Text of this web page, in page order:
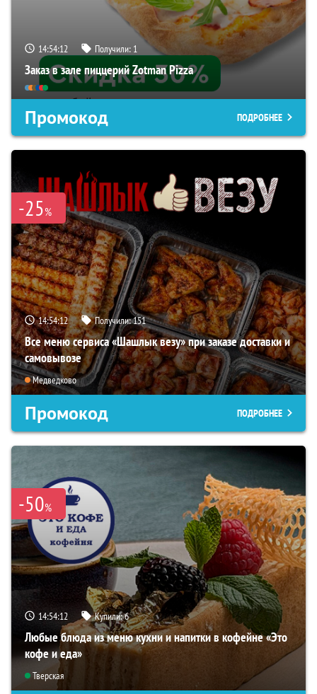
14:54:11 Получили: 1
Заказ в зале пиццерий Zotman Pizza
Промокод ПОДРОБНЕЕ
-25%
14:54:11 Получили:151
Все меню сервиса «Шашлык везу» при заказе доставки и
самовывозе
Медведково
Промокод ПОДРОБНЕЕ
-50%
14:54:11 Купили:6
Любые блюда из меню кухни и напитки в кофейне «Это
кофе и еда»
Тверская